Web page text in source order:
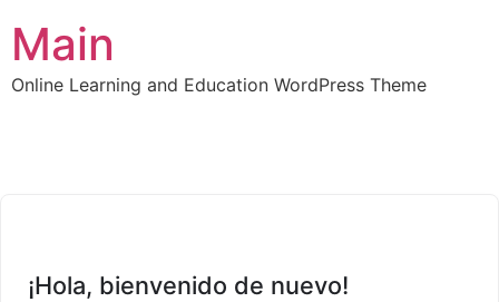
Main
Online Learning and Education WordPress Theme
¡Hola, bienvenido de nuevo!